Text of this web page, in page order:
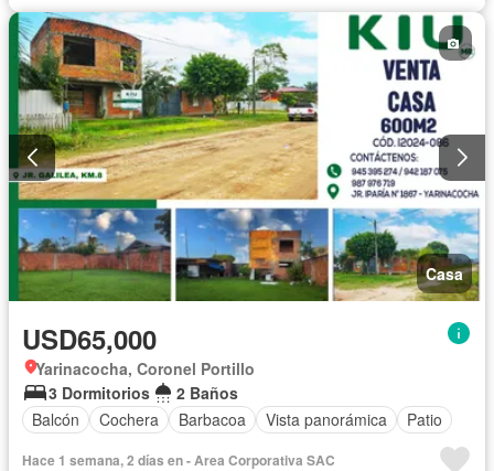
Casa
USD65,000
Yarinacocha, Coronel Portillo
3 Dormitorios
2 Baños
Balcón
Cochera Barbacoa Vista panorámica Patio
Hace 1 semana, 2 días en - Area Corporativa SAC